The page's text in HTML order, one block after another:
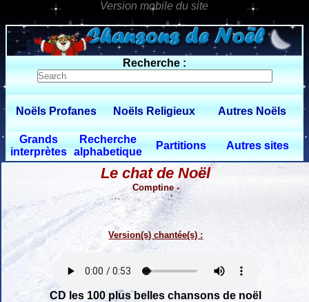
0 $limitbot 1 $limittot 2
Recherche :
Noëls Profanes Noëls Religieux Autres Noëls
Grands
interprètes
Recherche
alphabetique
Partitions Autres sites
Le chat de Noël
Comptine -
Version(s) chantée(s) :
CD les 100 plus belles chansons de noël